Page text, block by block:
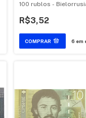
100 rublos -
R$3,52
6 em